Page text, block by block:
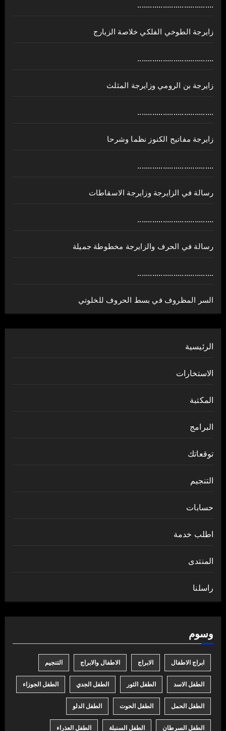
....................................
زايرجة الطوخي الفلكي خلاصة الزيارج
....................................
زايرجة بن الرومي وزايرجة المثلث
....................................
زايرجة مفاتيح الكنوز نظما وشرحا
....................................
رسالة في الزايرجة وزايرجة الاسقاطات
....................................
رسالة في الحرف والزايرجة مخطوطة جميلة
....................................
السر المظروف في بسط الحروف للخلوتي
الرئيسية
الاستخارات
المكتبة
البرامج
توقعاتك
التنجيم
حسابات
اطلب خدمة
المنتدى
راسلنا
وسوم
ابراج الاطفال الابراج الاطفال والابراج التنجيم
الطفل الاسد الطفل الثور الطفل الجدي الطفل الجوزاء
الطفل الحمل الطفل الحوت الطفل الدلو
الطفل السرطان الطفل السنبلة الطفل العذراء